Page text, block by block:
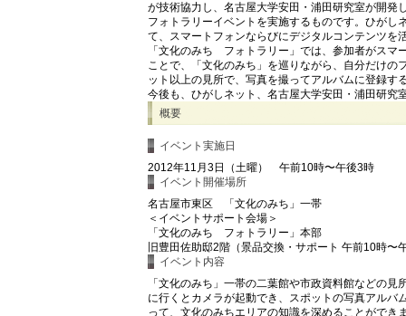
が技術協力し、名古屋大学安田・浦田研究室が開
フォトラリーイベントを実施するものです。ひが
て、スマートフォンならびにデジタルコンテンツを
「文化のみち フォトラリー」では、参加者がスマ
ことで、「文化のみち」を巡りながら、自分だけ
ット以上の見所で、写真を撮ってアルバムに登録す
今後も、ひがしネット、名古屋大学安田・浦田研究
概要
イベント実施日
2012年11月3日（土曜） 午前10時〜午後3時
イベント開催場所
名古屋市東区 「文化のみち」一帯
＜イベントサポート会場＞
「文化のみち フォトラリー」本部
旧豊田佐助邸2階（景品交換・サポート 午前10時〜
イベント内容
「文化のみち」一帯の二葉館や市政資料館などの
に行くとカメラが起動でき、スポットの写真アル
って、文化のみちエリアの知識を深めることができ